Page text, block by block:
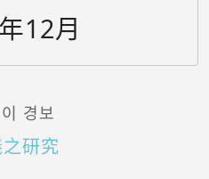
12月
경보
之研究